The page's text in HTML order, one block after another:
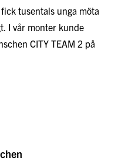
tusentals unga möta
I vår monter kunde
CITY TEAM 2 på